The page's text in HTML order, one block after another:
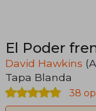
El Poder
David Hawkins
Tapa Blanda
38